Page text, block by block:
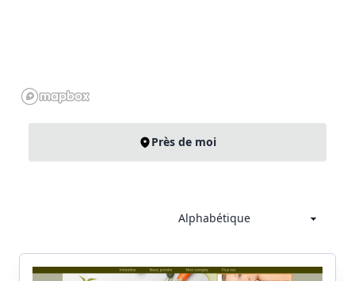
Près de moi